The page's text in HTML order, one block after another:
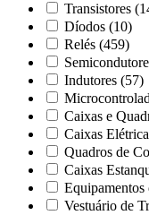
Transistores
Díodos (10)
Relés (459)
Indutores (57)
Caixas e
Caixas
Quadros de
Caixas
Equipamentos
Vestuário de